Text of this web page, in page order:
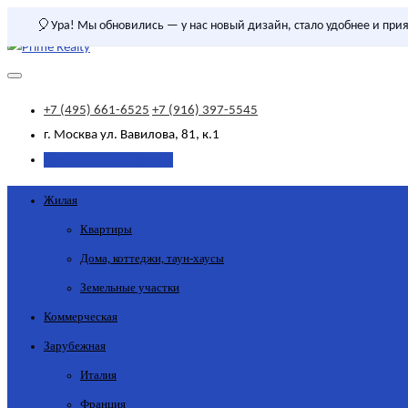
🎈 Ура! Мы обновились — у нас новый дизайн, стало удобнее и
+7 (495) 661-6525 +7 (916) 397-5545
г. Москва ул. Вавилова, 81, к.1
Жилая
Квартиры
Дома, коттеджи, таун-хаусы
Земельные участки
Коммерческая
Зарубежная
Италия
Франция